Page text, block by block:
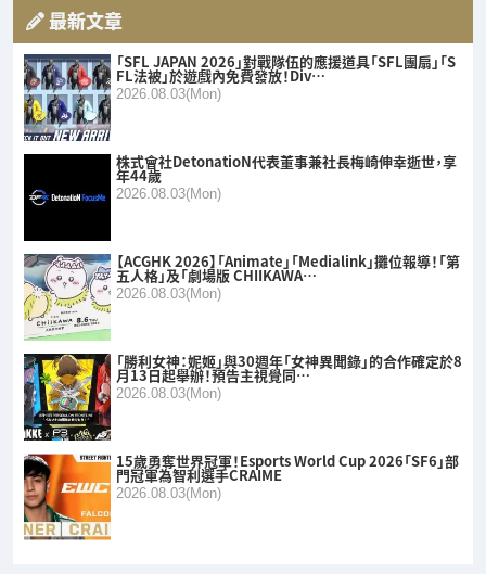
最新文章
「SFL JAPAN 2026」對戰隊伍的應援道具「SFL團扇」「S
FL法被」於遊戲內免費發放！Div…
2026.08.03(Mon)
株式會社DetonatioN代表董事兼社長梅崎伸幸逝世，享
年44歲
2026.08.03(Mon)
【ACGHK 2026】「Animate」「Medialink」攤位報導！「第
五人格」及「劇場版 CHIIKAWA…
2026.08.03(Mon)
「勝利女神：妮姬」與30週年「女神異聞錄」的合作確定於8
月13日起舉辦！預告主視覺同…
2026.08.03(Mon)
15歲勇奪世界冠軍！Esports World Cup 2026「SF6」部
門冠軍為智利選手CRAIME
2026.08.03(Mon)